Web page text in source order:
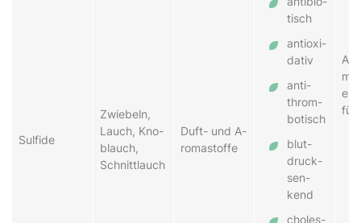
Sul­fi­de
Zwie­beln,
Lauch, Kno­
blauch,
Schnitt­lauch
Duft- und A­
ro­ma­stof­fe
tisch
an­ti­ox­i­
da­tiv
an­ti­
throm­
bo­tisch
blut­
druck­
sen­
kend
chol­es­
für